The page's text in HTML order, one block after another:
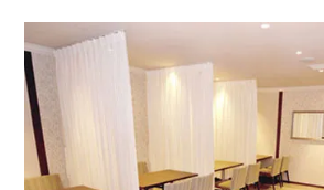
婚活パーティーの流れ
よくあるご質問
アフターアプローチとは